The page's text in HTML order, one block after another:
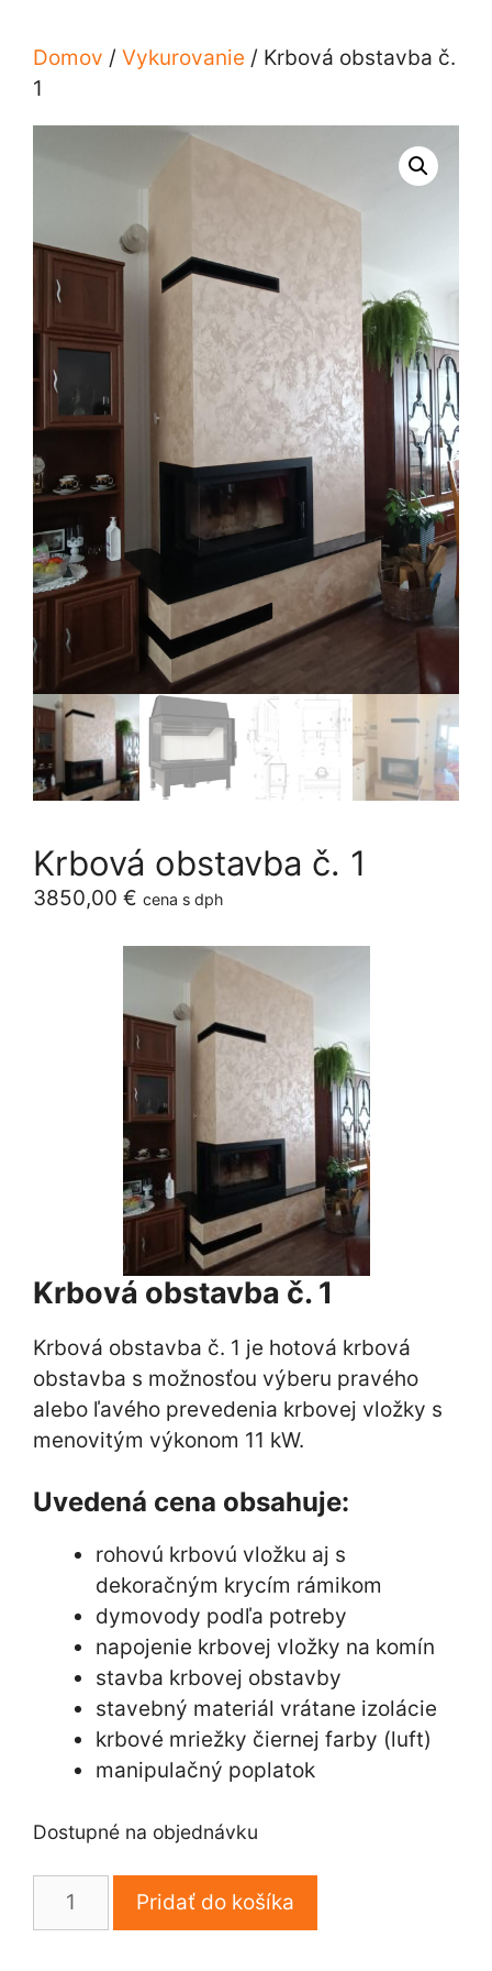
Domov / Vykurovanie / Krbová obstavba č.
1
Krbová obstavba č. 1
3850,00 € cena s dph
Krbová obstavba č. 1
Krbová obstavba č. 1 je hotová krbová
obstavba s možnosťou výberu pravého
alebo ľavého prevedenia krbovej vložky s
menovitým výkonom 11 kW.
Uvedená cena obsahuje:
rohovú krbovú vložku aj s
dekoračným krycím rámikom
dymovody podľa potreby
napojenie krbovej vložky na komín
stavba krbovej obstavby
stavebný materiál vrátane izolácie
krbové mriežky čiernej farby (luft)
manipulačný poplatok
Dostupné na objednávku
množstvo
Pridať do košíka